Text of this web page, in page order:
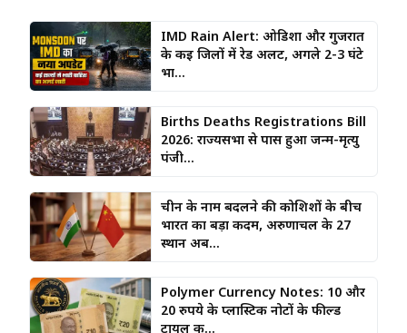
IMD Rain Alert: ओडिशा और गुजरात
के कई जिलों में रेड अलर्ट, अगले 2-3 घंटे
भा...
Births Deaths Registrations Bill
2026: राज्यसभा से पास हुआ जन्म-मृत्यु
पंजी...
चीन के नाम बदलने की कोशिशों के बीच
भारत का बड़ा कदम, अरुणाचल के 27
स्थान अब...
Polymer Currency Notes: 10 और
20 रुपये के प्लास्टिक नोटों के फील्ड
ट्रायल क...